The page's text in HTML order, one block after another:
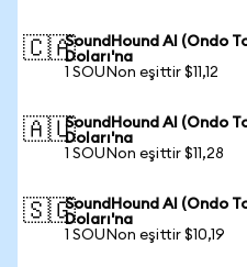
🇨🇦SoundHound AI (Ondo
Doları'na
1 SOUNon eşittir $11,12
🇦🇺SoundHound AI (Ondo
Doları'na
1 SOUNon eşittir $11,28
🇸🇬SoundHound AI (Ondo
Doları'na
1 SOUNon eşittir $10,19